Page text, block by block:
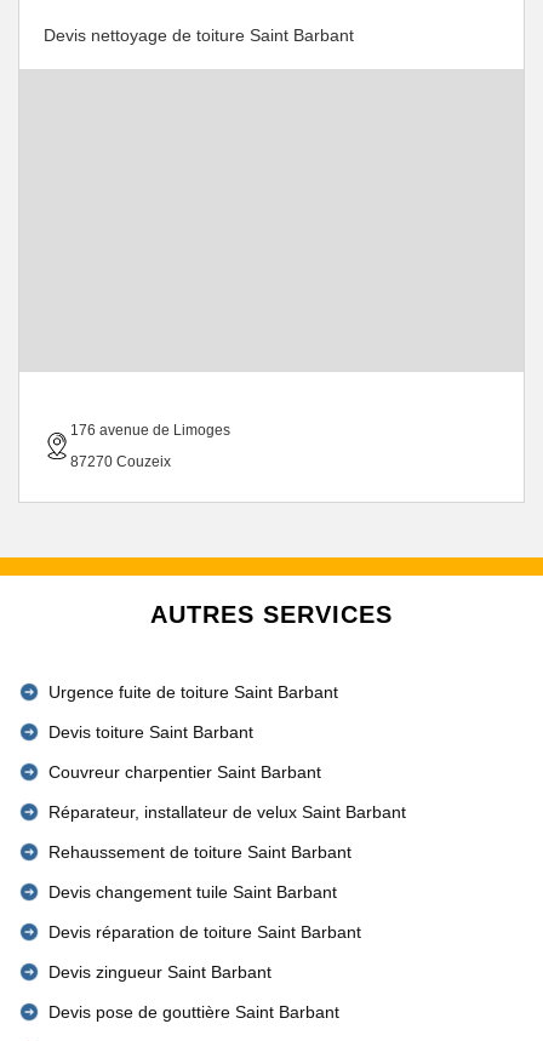
Devis nettoyage de toiture Saint Barbant
176 avenue de Limoges
87270 Couzeix
AUTRES SERVICES
Urgence fuite de toiture Saint Barbant
Devis toiture Saint Barbant
Couvreur charpentier Saint Barbant
Réparateur, installateur de velux Saint Barbant
Rehaussement de toiture Saint Barbant
Devis changement tuile Saint Barbant
Devis réparation de toiture Saint Barbant
Devis zingueur Saint Barbant
Devis pose de gouttière Saint Barbant